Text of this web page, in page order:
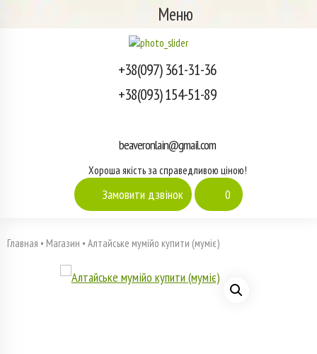
Меню
+38(097) 361-31-36
+38(093) 154-51-89
beaveronlain@gmail.com
Хороша якість за справедливою ціною!
Замовити дзвінок 0
Главная • Магазин • Алтайське мумійо купити (муміє)